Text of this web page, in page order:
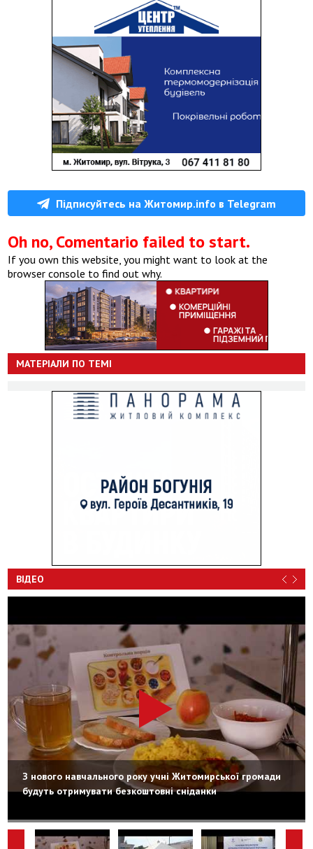
Підписуйтесь на Житомир.info в Telegram
Oh no, Comentario failed to start.
If you own this website, you might want to look at the
browser console to find out why.
МАТЕРІАЛИ ПО ТЕМІ
ВІДЕО
З нового навчального року учні Житомирської громади
будуть отримувати безкоштовні сніданки